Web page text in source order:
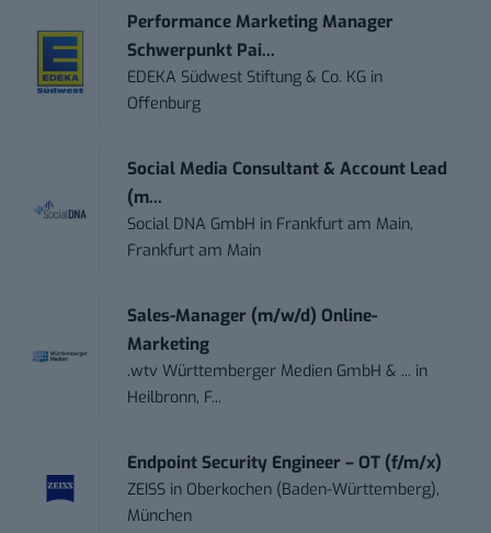
Performance Marketing Manager
Schwerpunkt Pai...
EDEKA Südwest Stiftung & Co. KG in
Offenburg
Social Media Consultant & Account Lead
(m...
Social DNA GmbH in Frankfurt am Main,
Frankfurt am Main
Sales-Manager (m/w/d) Online-
Marketing
.wtv Württemberger Medien GmbH & ... in
Heilbronn, F...
Endpoint Security Engineer – OT (f/m/x)
ZEISS in Oberkochen (Baden-Württemberg),
München